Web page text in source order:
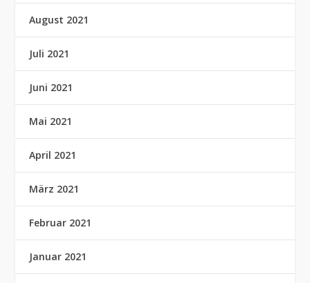
August 2021
Juli 2021
Juni 2021
Mai 2021
April 2021
März 2021
Februar 2021
Januar 2021